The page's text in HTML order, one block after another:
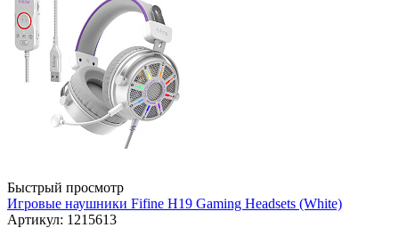
Быстрый просмотр
Игровые наушники Fifine H19 Gaming Headsets (White)
Артикул: 1215613